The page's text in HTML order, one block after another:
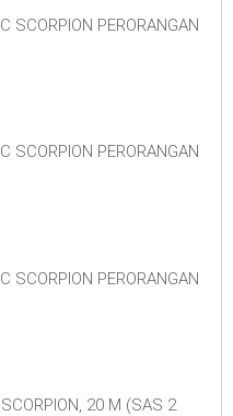
SCORPION PERORANGAN
SCORPION PERORANGAN
SCORPION PERORANGAN
20 M (SAS 2